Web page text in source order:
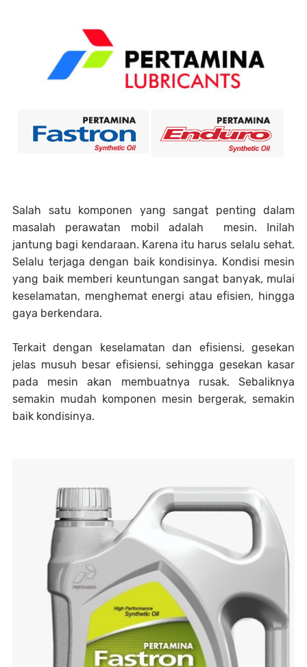
Salah satu komponen yang sangat penting dalam
masalah perawatan mobil adalah mesin. Inilah
jantung bagi kendaraan. Karena itu harus selalu sehat.
Selalu terjaga dengan baik kondisinya. Kondisi mesin
yang baik memberi keuntungan sangat banyak, mulai
keselamatan, menghemat energi atau efisien, hingga
gaya berkendara.
Terkait dengan keselamatan dan efisiensi, gesekan
jelas musuh besar efisiensi, sehingga gesekan kasar
pada mesin akan membuatnya rusak. Sebaliknya
semakin mudah komponen mesin bergerak, semakin
baik kondisinya.